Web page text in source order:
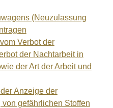
(Neuzulassung
Verbot der
der Nachtarbeit in
der Art der Arbeit und
Anzeige der
gefährlichen Stoffen